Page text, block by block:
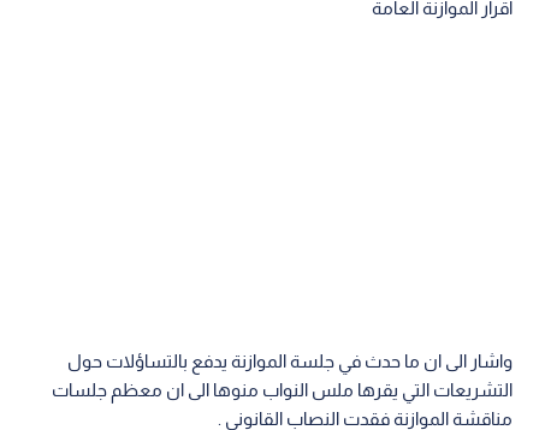
اقرار الموازنة العامة
واشار الى ان ما حدث في جلسة الموازنة يدفع بالتساؤلات حول
التشريعات التي يقرها ملس النواب منوها الى ان معظم جلسات
مناقشة الموازنة فقدت النصاب القانوني .